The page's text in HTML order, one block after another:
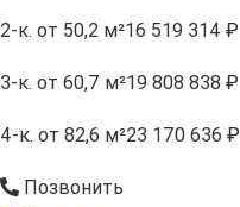
2-к. от 50,2 м²16 519 314 ₽
3-к. от 60,7 м²19 808 838 ₽
4-к. от 82,6 м²23 170 636 ₽
Позвонить